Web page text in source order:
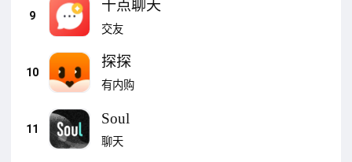
9
十点聊天
交友
10
探探
有内购
11
Soul
聊天